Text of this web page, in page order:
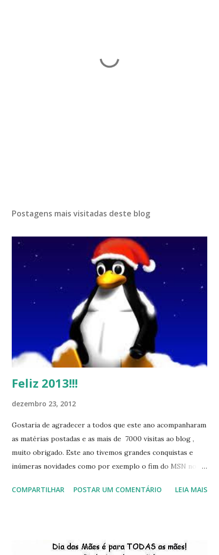
Postagens mais visitadas deste blog
Feliz 2013!!!
dezembro 23, 2012
Gostaria de agradecer a todos que este ano acompanharam
as matérias postadas e as mais de 7000 visitas ao blog ,
muito obrigado. Este ano tivemos grandes conquistas e
inúmeras novidades como por exemplo o fim do MSN no
do Kaiana que será lançada em 2013, distro nacional , a
do LibreOffice , o IX Latinoware, a Microsoft boicotando o
COMPARTILHAR POSTAR UM COMENTÁRIO LEIA MAIS